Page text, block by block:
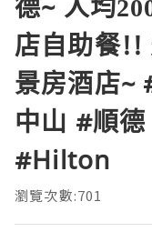
店自助餐!!
景房酒店~
中山 #順
#Hilton
瀏覽次數:701